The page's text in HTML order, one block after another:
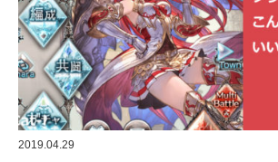
2019.04.29